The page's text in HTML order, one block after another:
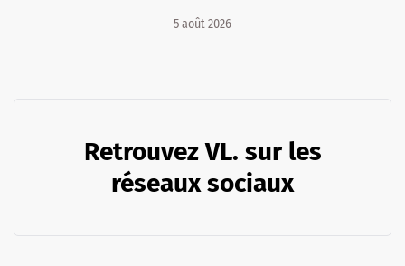
5 août 2026
Retrouvez VL. sur les
réseaux sociaux